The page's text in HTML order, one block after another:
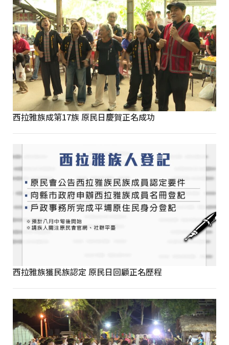
西拉雅族成第17族 原民日慶賀正名成功
西拉雅族獲民族認定 原民日回顧正名歷程